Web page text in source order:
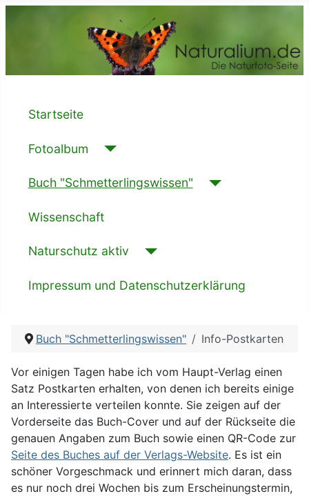
Startseite
Fotoalbum
Buch "Schmetterlingswissen"
Wissenschaft
Naturschutz aktiv
Impressum und Datenschutzerklärung
Buch "Schmetterlingswissen" Info-Postkarten
Vor einigen Tagen habe ich vom Haupt-Verlag einen
Satz Postkarten erhalten, von denen ich bereits einige
an Interessierte verteilen konnte. Sie zeigen auf der
Vorderseite das Buch-Cover und auf der Rückseite die
genauen Angaben zum Buch sowie einen QR-Code zur
Seite des Buches auf der Verlags-Website. Es ist ein
schöner Vorgeschmack und erinnert mich daran, dass
es nur noch drei Wochen bis zum Erscheinungstermin,